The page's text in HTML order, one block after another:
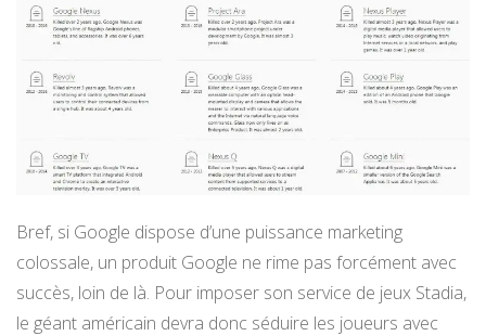
Bref, si Google dispose d’une puissance marketing
colossale, un produit Google ne rime pas forcément avec
succès, loin de là. Pour imposer son service de jeux Stadia,
le géant américain devra donc séduire les joueurs avec